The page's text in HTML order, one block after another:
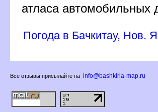
атласа автомобильных
Погода в Бачкитау, Нов.
се отзывы присылайте на info@bashkiria-map.ru